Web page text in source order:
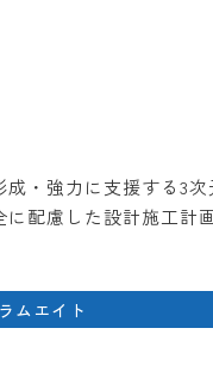
・強力に支援する3
配慮した設計施工計
ムエイト